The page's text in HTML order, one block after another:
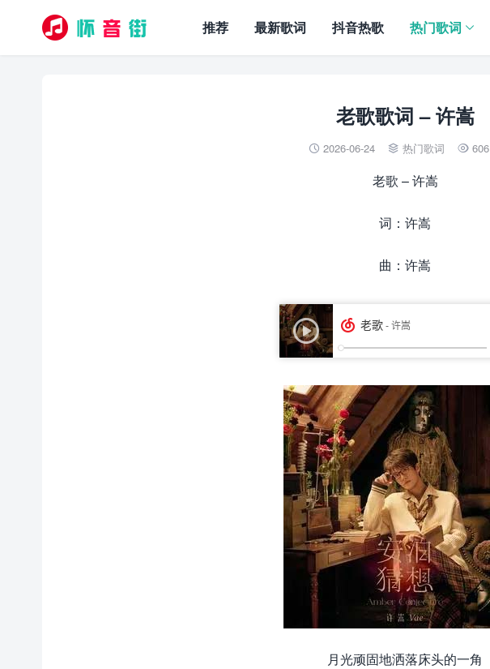
推荐 最新歌词 抖音热歌 热门歌词
老歌歌词 – 许嵩
 2026-06-24  热门歌词  606
老歌 – 许嵩
词：许嵩
曲：许嵩
月光顽固地洒落床头的一角